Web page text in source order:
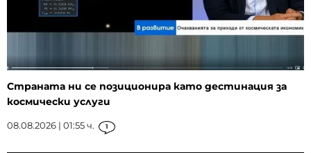
Страната ни се позиционира като дестинация за
космически услуги
08.08.2026 | 01:55 ч. 1